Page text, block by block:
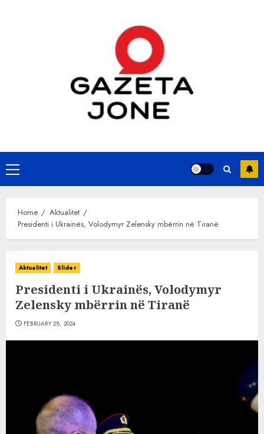
Primary
Menu
Home
Aktualitet
Presidenti i Ukrainës, Volodymyr Zelensky mbërrin në Tiranë
Aktualitet Slider
Presidenti i Ukrainës, Volodymyr
Zelensky mbërrin në Tiranë
FEBRUARY 28, 2024